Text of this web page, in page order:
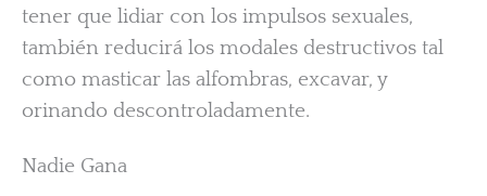
tener que lidiar con los impulsos sexuales,
también reducirá los modales destructivos tal
como masticar las alfombras, excavar, y
orinando descontroladamente.
Nadie Gana